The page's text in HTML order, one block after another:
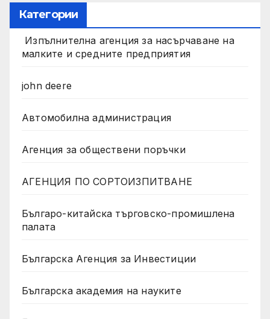
Категории
Изпълнителна агенция за насърчаване на
малките и средните предприятия
john deere
Автомобилна администрация
Агенция за обществени поръчки
АГЕНЦИЯ ПО СОРТОИЗПИТВАНЕ
Българо-китайска търговско-промишлена
палата
Българска Агенция за Инвестиции
Българска академия на науките